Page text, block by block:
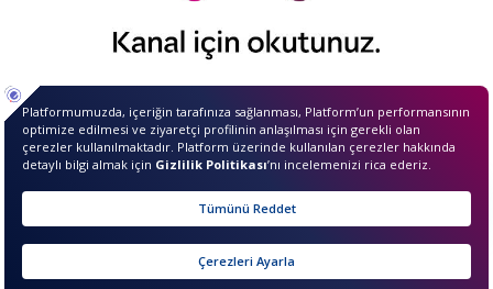
QNBiştirakidir.
Merhaba ben InvestIQ. Size
nasıl yardımcı olabilirim?